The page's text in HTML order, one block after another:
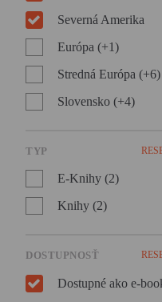
Severná Amerika
Európa (+1)
Stredná Európa (+6)
Slovensko (+4)
TYP
E-Knihy (2)
Knihy (2)
DOSTUPNOSŤ
Dostupné ako e-